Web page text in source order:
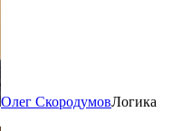
Олег СкородумовЛогика